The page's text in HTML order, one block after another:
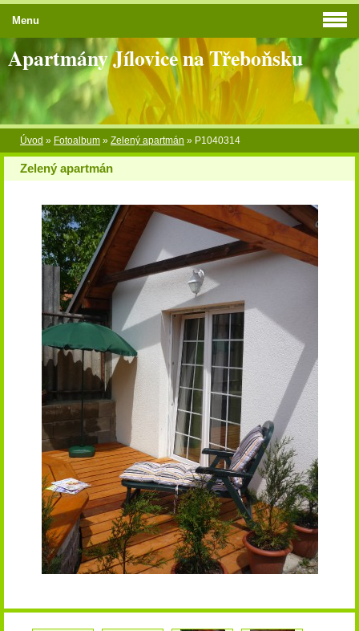
Apartmány Jílovice na Třeboňsku
Úvod » Fotoalbum » Zelený apartmán » P1040314
Zelený apartmán
Menu